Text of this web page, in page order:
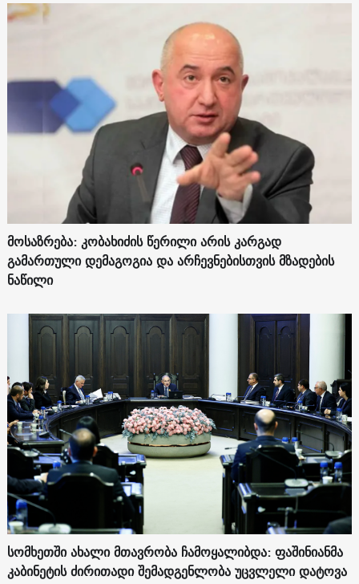
მოსაზრება: კობახიძის წერილი არის კარგად
გამართული დემაგოგია და არჩევნებისთვის მზადების
ნაწილი
სომხეთში ახალი მთავრობა ჩამოყალიბდა: ფაშინიანმა
კაბინეტის ძირითადი შემადგენლობა უცვლელი დატოვა